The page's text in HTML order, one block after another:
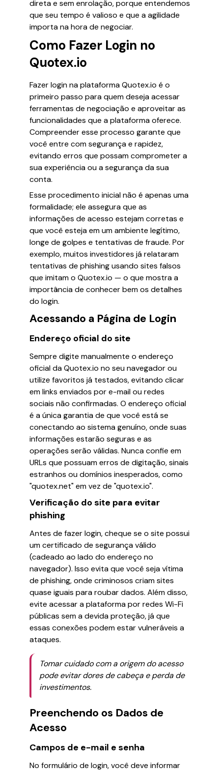
direta e sem enrolação, porque entendemos
que seu tempo é valioso e que a agilidade
importa na hora de negociar.
Como Fazer Login no
Quotex.io
Fazer login na plataforma Quotex.io é o
primeiro passo para quem deseja acessar
ferramentas de negociação e aproveitar as
funcionalidades que a plataforma oferece.
Compreender esse processo garante que
você entre com segurança e rapidez,
evitando erros que possam comprometer a
sua experiência ou a segurança da sua
conta.
Esse procedimento inicial não é apenas uma
formalidade; ele assegura que as
informações de acesso estejam corretas e
que você esteja em um ambiente legítimo,
longe de golpes e tentativas de fraude. Por
exemplo, muitos investidores já relataram
tentativas de phishing usando sites falsos
que imitam o Quotex.io — o que mostra a
importância de conhecer bem os detalhes
do login.
Acessando a Página de Login
Endereço oficial do site
Sempre digite manualmente o endereço
oficial da Quotex.io no seu navegador ou
utilize favoritos já testados, evitando clicar
em links enviados por e-mail ou redes
sociais não confirmadas. O endereço oficial
é a única garantia de que você está se
conectando ao sistema genuíno, onde suas
informações estarão seguras e as
operações serão válidas. Nunca confie em
URLs que possuam erros de digitação, sinais
estranhos ou domínios inesperados, como
"quotex.net" em vez de "quotex.io".
Verificação do site para evitar
phishing
Antes de fazer login, cheque se o site possui
um certificado de segurança válido
(cadeado ao lado do endereço no
navegador). Isso evita que você seja vítima
de phishing, onde criminosos criam sites
quase iguais para roubar dados. Além disso,
evite acessar a plataforma por redes Wi-Fi
públicas sem a devida proteção, já que
essas conexões podem estar vulneráveis a
ataques.
Tomar cuidado com a origem do acesso
pode evitar dores de cabeça e perda de
investimentos.
Preenchendo os Dados de
Acesso
Campos de e-mail e senha
No formulário de login, você deve informar